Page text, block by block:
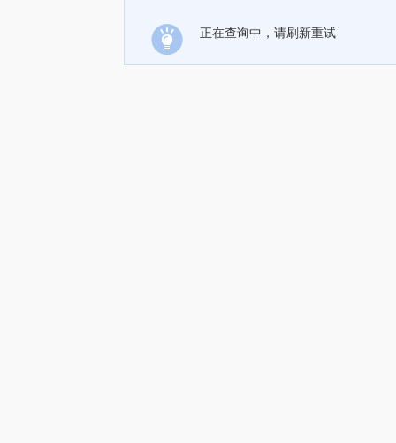
正在查询中，请刷新重试